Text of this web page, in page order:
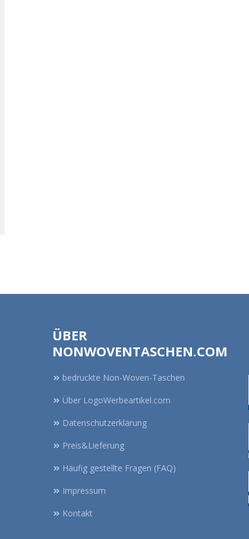
ÜBER
NONWOVENTASCHEN.COM
bedruckte Non-Woven-Taschen
Über LogoWerbeartikel.com
Datenschutzerklärung
Preis&Lieferung
Häufig gestellte Fragen (FAQ)
Impressum
Kontakt